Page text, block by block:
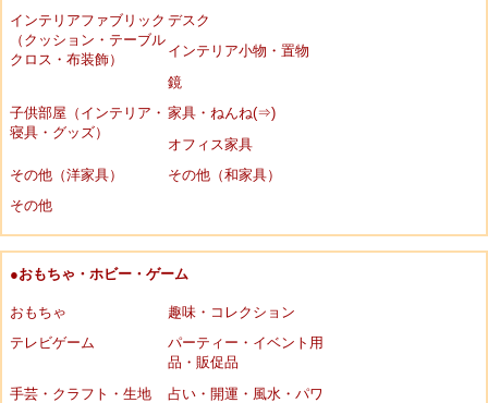
インテリアファブリック
（クッション・テーブル
クロス・布装飾）
デスク
インテリア小物・置物
鏡
子供部屋（インテリア・
寝具・グッズ）
家具・ねんね(⇒)
オフィス家具
その他（洋家具）
その他（和家具）
その他
●おもちゃ・ホビー・ゲーム
おもちゃ
趣味・コレクション
テレビゲーム
パーティー・イベント用
品・販促品
手芸・クラフト・生地
占い・開運・風水・パワ